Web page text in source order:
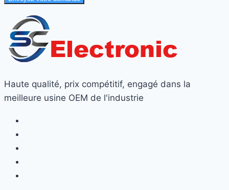
Haute qualité, prix compétitif, engagé dans la
meilleure usine OEM de l'industrie